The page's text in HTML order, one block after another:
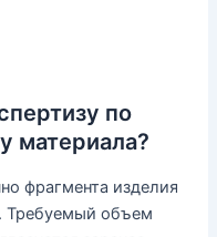
по
материала?
фрагмента изделия
Требуемый объем